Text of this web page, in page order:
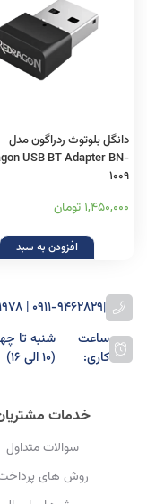
دانگل بلوتوث ردراگون مدل
USB BT Adapter BN-
1009
1,450,000 تومان
افزودن به سبد
|
0911-9462829 | 013-33341978 |
ساعت
کاری:
(۱۰ الی ۱۶)
خدمات
سوالات متداول
روش های